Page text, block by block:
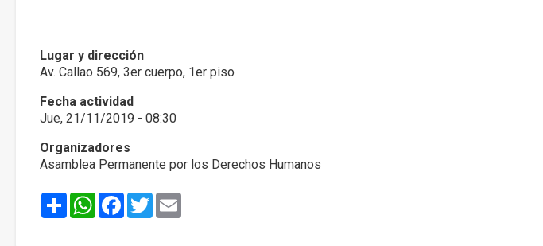
Lugar y dirección
Av. Callao 569, 3er cuerpo, 1er piso
Fecha actividad
Jue, 21/11/2019 - 08:30
Organizadores
Asamblea Permanente por los Derechos Humanos
ShareWhatsApp
Facebook
Twitter